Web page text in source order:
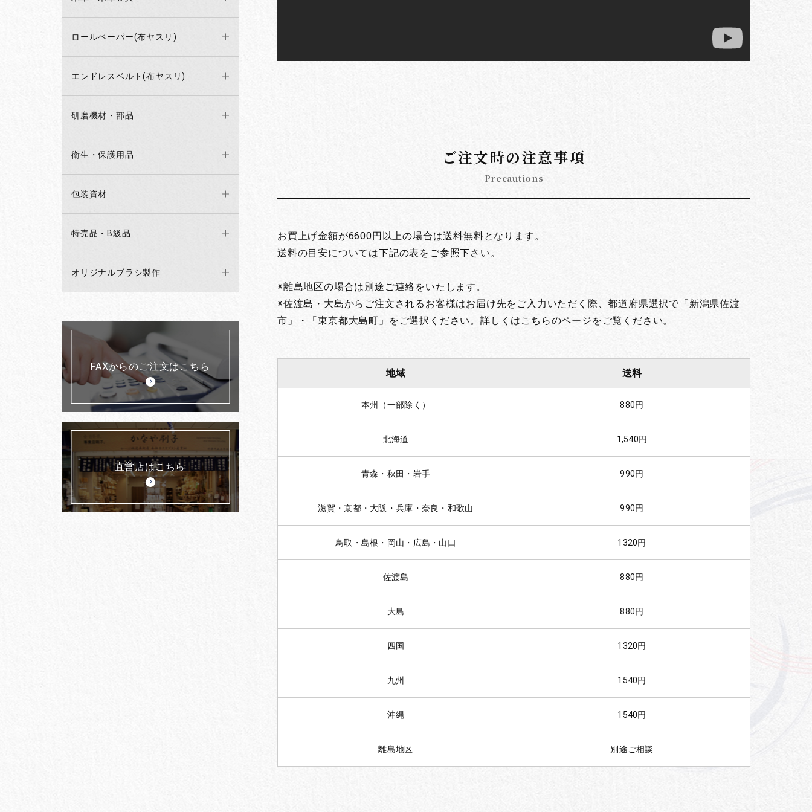
ロールペーパー(布ヤスリ)
エンドレスベルト(布ヤスリ)
研磨機材・部品
衛生・保護用品
包装資材
特売品・B級品
オリジナルブラシ製作
FAXからのご注文はこちら
直営店はこちら
ご注文時の注意事項
Precautions
お買上げ金額が6600円以上の場合は送料無料となります。
送料の目安については下記の表をご参照下さい。
※離島地区の場合は別途ご連絡をいたします。
※佐渡島・大島からご注文されるお客様はお届け先をご入力いただく際、都道府県選択で「新潟県佐渡
市」・「東京都大島町」をご選択ください。詳しくはこちらのページをご覧ください。
地域 送料
本州（一部除く） 880円
北海道 1,540円
青森・秋田・岩手 990円
滋賀・京都・大阪・兵庫・奈良・和歌山 990円
鳥取・島根・岡山・広島・山口 1320円
佐渡島 880円
大島 880円
四国 1320円
九州 1540円
沖縄 1540円
離島地区 別途ご相談